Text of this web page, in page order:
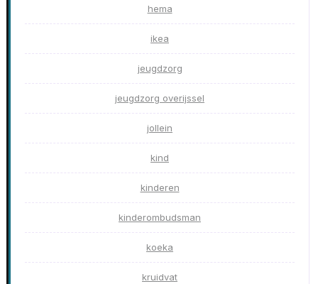
hema
ikea
jeugdzorg
jeugdzorg overijssel
jollein
kind
kinderen
kinderombudsman
koeka
kruidvat